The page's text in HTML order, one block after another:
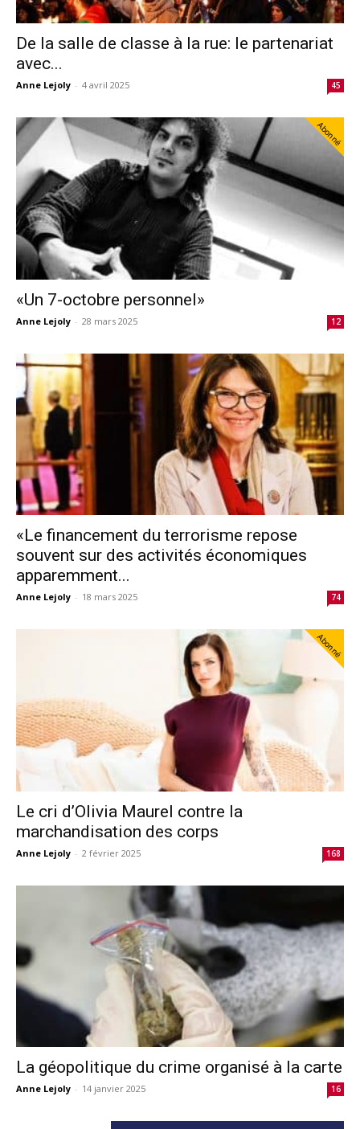
De la salle de classe à la rue: le partenariat
avec...
Anne Lejoly - 4 avril 2025 45
Abonné
«Un 7-octobre personnel»
Anne Lejoly - 28 mars 2025 12
«Le financement du terrorisme repose
souvent sur des activités économiques
apparemment...
Anne Lejoly - 18 mars 2025 74
Abonné
Le cri d’Olivia Maurel contre la
marchandisation des corps
Anne Lejoly - 2 février 2025 168
La géopolitique du crime organisé à la carte
Anne Lejoly - 14 janvier 2025 16